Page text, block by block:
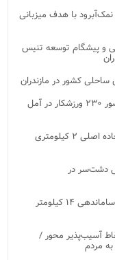
با هدف میزبانی
و پیشگام توسعه تنیس
رقابت‌های کشتی آزاد پیشکسوتان کشور با حضور ۲۳۰ ورزشکار در آمل
پایان پروژه نیمه‌تمام ۱۵ ساله پارک و تکمیل جاده اصلی ۲ کیلومتری
۱۴ روستای بخش دشت‌سر در
چالوس آماده جهشی تازه در مسیر توسعه/ از ساماندهی ۱۴ کیلومتر
آسیب‌پذیر محور /
مردم